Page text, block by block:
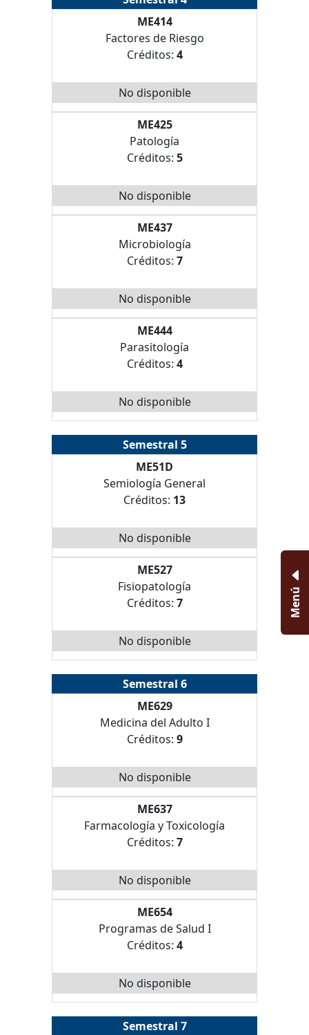
ME414
Factores de Riesgo
Créditos: 4
No disponible
ME425
Patología
Créditos: 5
No disponible
ME437
Microbiología
Créditos: 7
No disponible
ME444
Parasitología
Créditos: 4
No disponible
Semestral 5
ME51D
Semiología General
Créditos: 13
No disponible
ME527
Fisiopatología
Créditos: 7
No disponible
Semestral 6
ME629
Medicina del Adulto I
Créditos: 9
No disponible
ME637
Farmacología y Toxicología
Créditos: 7
No disponible
ME654
Programas de Salud I
Créditos: 4
No disponible
Semestral 7
Menú